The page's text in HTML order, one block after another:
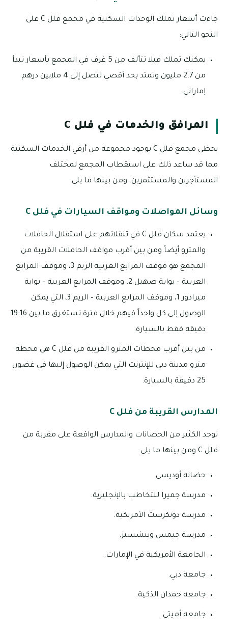
جاءت أسعار تملك الوحدات السكنية في مجمع فلل C على
النحو التالي:
يمكنك تملك فيلا تتألف من 5 غرف في المجمع بأسعار تبدأ
من 2.7 مليون وتمتد بحد أقصي لتصل إلى 4 ملايين درهم
إماراتي.
المرافق والخدمات في فلل C
يحظى مجمع فلل C بوجود مجموعة من أرقي الخدمات السكنية
مما قد ساعد ذلك على استقطاب المجمع لمختلف
المستأجرين والمستثمرين، ومن بينها ما يلي:
وسائل المواصلات ومواقف السيارات في فلل C
يعتمد سكان فلل C في تنقلاتهم على استقلال الحافلات
والمترو أيضاً ومن بين أقرب مواقف الحافلات القريبة من
المجمع هو موقف المرابع العربية الريم 3، وموقف المرابع
العربية – بوابة صهيل 2، وموقف المرابع العربية – بوابة
ميرادور 1، وموقف المرابع العربية – الريم 3، التي يمكن
الوصول إلى كل واحداً فيهم خلال فترة تستغرق ما بين 16-19
دقيقة فقط بالسيارة.
من بين أقرب محطات المترو القريبة من فلل C هي محطة
مترو مدينة دبي للإنترنت التي يمكن الوصول إليها في غضون
25 دقيقة بالسيارة.
المدارس القريبة من فلل C
توجد الكثير من الحضانات والمدارس الواقعة على مقربة من
فلل C ومن بينها ما يلي:
حضانة أوديسي.
مدرسة جميرا للتخاطب بالإنجليزية.
مدرسة دونكرست الأمريكية.
مدرسة جيمس وينشستر.
الجامعة الأمريكية في الإمارات.
جامعة دبي.
جامعة حمدان الذكية.
جامعة أميتي.